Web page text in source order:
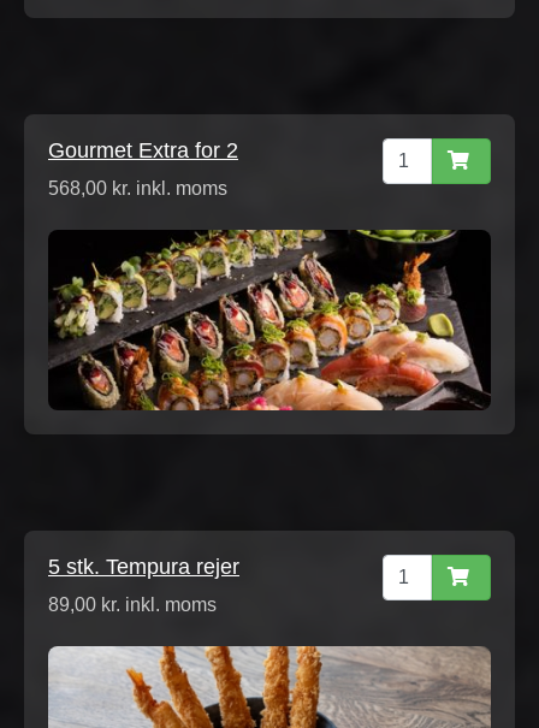
Gourmet Extra for 2
568,00 kr. inkl. moms
5 stk. Tempura rejer
89,00 kr. inkl. moms